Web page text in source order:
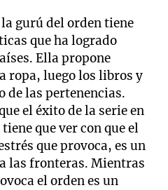
gurú del orden tiene
que ha logrado
Ella propone
ropa, luego los libros y
de las pertenencias.
el éxito de la serie en
que ver con que el
que provoca, es un
las fronteras. Mientras
el orden es un